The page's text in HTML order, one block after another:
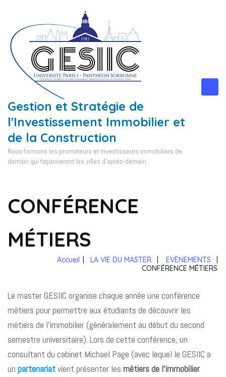
contenu
(Pressez
Entrée)
Gestion et Stratégie de
l'Investissement Immobilier et
de la Construction
Nous formons les promoteurs et investisseurs immobiliers de
demain qui façonneront les villes d'après-demain
CONFÉRENCE
MÉTIERS
Accueil LA VIE DU MASTER EVÈNEMENTS
CONFÉRENCE MÉTIERS
Le master GESIIC organise chaque année une conférence
métiers pour permettre aux étudiants de découvrir les
métiers de l’immobilier (généralement au début du second
semestre universitaire). Lors de cette conférence, un
consultant du cabinet Michael Page (avec lequel le GESIIC a
un partenariatvient présenter les métiers de l’immobilier